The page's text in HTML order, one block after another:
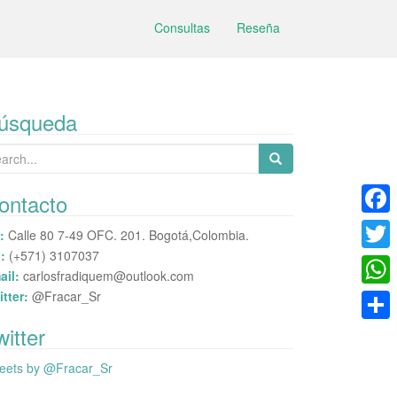
Consultas Reseña
Calle 80 7-49 OFC. 201. Bogotá,Colombia.
(+571) 3107037
carlosfradiquem@outlook.com
@Fracar_Sr
by @Fracar_Sr
F
a
c
e
T
w
i
W